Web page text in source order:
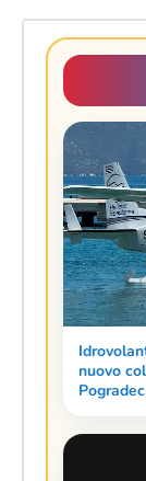
nuovo
Pogradec